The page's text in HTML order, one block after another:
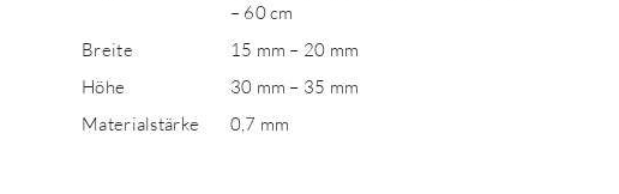
– 60 cm
Breite
15 mm – 20 mm
Höhe
30 mm – 35 mm
Materialstärke
0,7 mm